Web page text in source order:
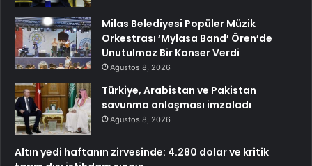
Milas Belediyesi Popüler Müzik
Orkestrası ‘Mylasa Band’ Ören’de
Unutulmaz Bir Konser Verdi
Ağustos 8, 2026
Türkiye, Arabistan ve Pakistan
savunma anlaşması imzaladı
Ağustos 8, 2026
Altın yedi haftanın zirvesinde: 4.280 dolar ve kritik